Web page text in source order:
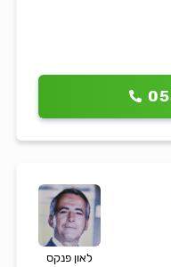
לאון פנקס